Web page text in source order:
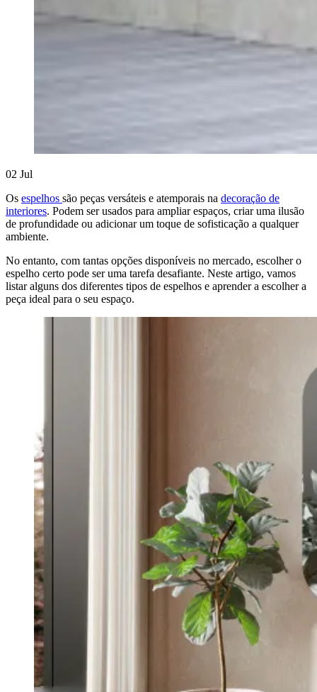
02 Jul
Os espelhos são peças versáteis e atemporais na decoração de
interiores. Podem ser usados para ampliar espaços, criar uma ilusão
de profundidade ou adicionar um toque de sofisticação a qualquer
ambiente.
No entanto, com tantas opções disponíveis no mercado, escolher o
espelho certo pode ser uma tarefa desafiante. Neste artigo, vamos
listar alguns dos diferentes tipos de espelhos e aprender a escolher a
peça ideal para o seu espaço.